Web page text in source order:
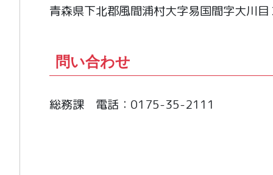
青森県下北郡風間浦村大字易国間字大川目
問い合わせ
総務課 電話：0175-35-2111